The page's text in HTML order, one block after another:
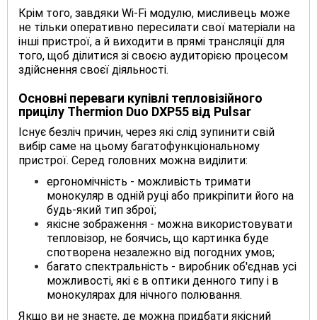
Крім того, завдяки Wi-Fi модулю, мисливець може
не тільки оперативно пересилати свої матеріали на
інші пристрої, а й виходити в прямі трансляції для
того, щоб ділитися зі своєю аудиторією процесом
здійснення своєї діяльності.
Основні переваги купівлі тепловізійного
прицілу Thermion Duo DXP55 від Pulsar
Існує безліч причин, через які слід зупинити свій
вибір саме на цьому багатофункціональному
пристрої. Серед головних можна виділити:
ергономічність - можливість тримати
монокуляр в одній руці або прикріпити його на
будь-який тип зброї;
якісне зображення - можна використовувати
тепловізор, не боячись, що картинка буде
спотворена незалежно від погодних умов;
багато спектральність - виробник об'єднав усі
можливості, які є в оптики денного типу і в
монокулярах для нічного полювання.
Якщо ви не знаєте, де можна придбати якісний